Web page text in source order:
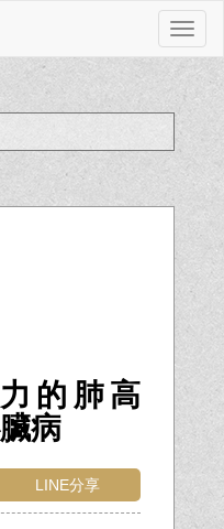
切
換
的肺高
病
LINE分享